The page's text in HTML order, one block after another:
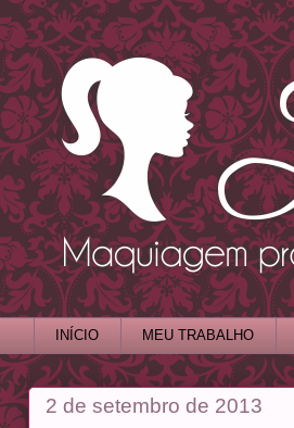
INÍCIO MEU TRABALHO
2 de setembro de 2013